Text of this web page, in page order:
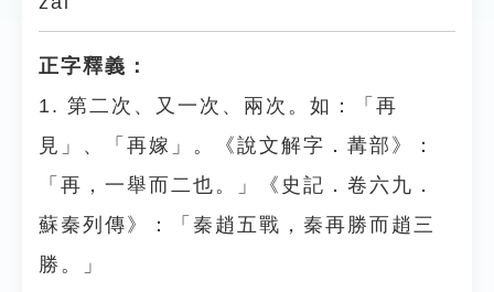
正字釋義：
1. 第二次、又一次、兩次。如：「再
見」、「再嫁」。《說文解字．冓部》：
「再，一舉而二也。」《史記．卷六九．
蘇秦列傳》：「秦趙五戰，秦再勝而趙三
勝。」